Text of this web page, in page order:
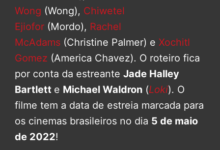
Wong (Wong), Chiwetel
Ejiofor (Mordo), Rachel
McAdams (Christine Palmer) e Xochitl
Gomez (America Chavez). O roteiro fica
por conta da estreante Jade Halley
Bartlett e Michael Waldron (Loki). O
filme tem a data de estreia marcada para
os cinemas brasileiros no dia 5 de maio
de 2022!